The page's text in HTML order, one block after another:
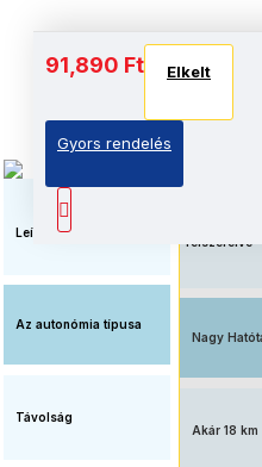
91,890 Ft Elkelt
Gyors rendelés
Leírás
Az autonómia típusa
Távolság
felszerelve
Nagy
Akár 18 km